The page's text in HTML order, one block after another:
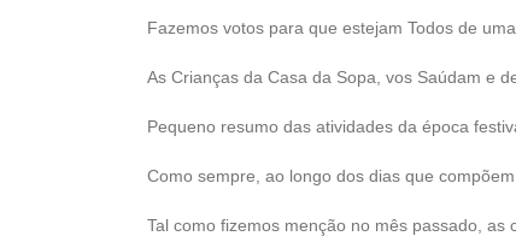
Fazemos votos para que estejam Todos de
As Crianças da Casa da Sopa, vos Saúdam e
Pequeno resumo das atividades da época
Como sempre, ao longo dos dias que
Tal como fizemos menção no mês passado, as